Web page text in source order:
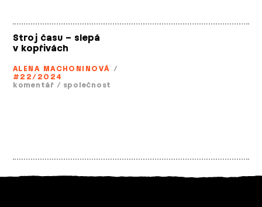
Stroj času – slepá
v kopřivách
ALENA MACHONINOVÁ /
#22/2024
komentář / společnost